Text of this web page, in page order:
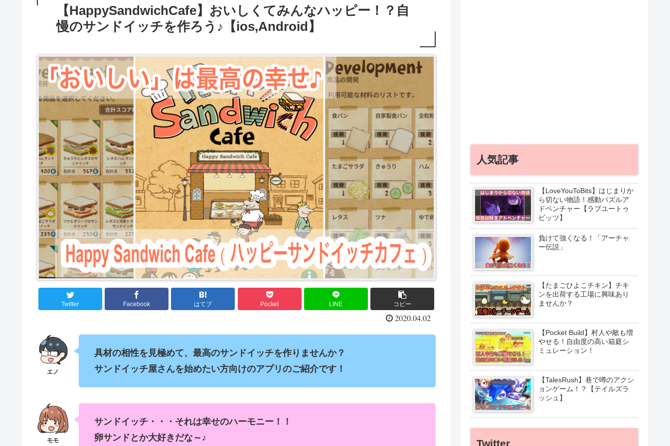
【HappySandwichCafe】おいしくてみんなハッピー！？自
慢のサンドイッチを作ろう♪【ios,Android】
Twitter Facebook はてブ Pocket LINE コピー
2020.04.02
具材の相性を見極めて、最高のサンドイッチを作りませんか？
サンドイッチ屋さんを始めたい方向けのアプリのご紹介です！
サンドイッチ・・・それは幸せのハーモニー！！
卵サンドとか大好きだな～♪
人気記事
【LoveYouToBits】はじまりか
ら切ない物語！感動パズルア
ドベンチャー【ラブユートゥ
ビッツ】
負けて強くなる！「アーチャ
ー伝説」
【たまごひよこチキン】チキ
ンを出荷する工場に興味あり
ませんか？
【Pocket Build】村人や敵も増
やせる！自由度の高い箱庭シ
ミュレーション！
【TalesRush】巷で噂のアクシ
ョンゲーム！？【テイルズラ
ッシュ】
Twitter